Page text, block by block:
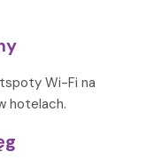
Wi-Fi na
hotelach.